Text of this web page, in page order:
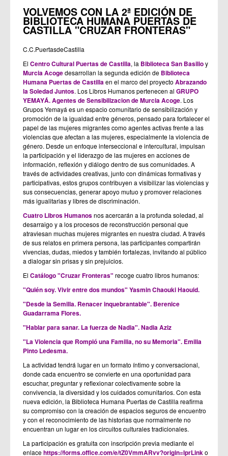
VOLVEMOS CON LA 2ª EDICIÓN DE
BIBLIOTECA HUMANA PUERTAS DE
CASTILLA "CRUZAR FRONTERAS"
C.C.PuertasdeCastilla
El Centro Cultural Puertas de Castilla, la Biblioteca San Basilioy
Murcia Acogedesarrollan la segunda edición de Biblioteca
Humana Puertas de Castillaen el marco del proyecto Abrazando
la Soledad Juntos. Los Libros Humanos pertenecen al GRUPO
YEMAYÁ. Agentes de Sensibilizacion de Murcia Acoge. Los
Grupos Yemayá es un espacio comunitario de sensibilización y
promoción de la igualdad entre géneros, pensado para fortalecer el
papel de las mujeres migrantes como agentes activas frente a las
violencias que afectan a las mujeres, especialmente la violencia de
género. Desde un enfoque interseccional e intercultural, impulsan
la participación y el liderazgo de las mujeres en acciones de
información, reflexión y diálogo dentro de sus comunidades. A
través de actividades creativas, junto con dinámicas formativas y
participativas, estos grupos contribuyen a visibilizar las violencias y
sus consecuencias, generar apoyo mutuo y promover relaciones
más igualitarias y libres de discriminación.
Cuatro Libros Humanosnos acercarán a la profunda soledad, al
desarraigo y a los procesos de reconstrucción personal que
atraviesan muchas mujeres migrantes en nuestra ciudad. A través
de sus relatos en primera persona, las participantes compartirán
vivencias, dudas, miedos y también fortalezas, invitando al público
a dialogar sin prisas y sin prejuicios.
El Catálogo "Cruzar Fronteras" recoge cuatro libros humanos:
"Quién soy. Vivir entre dos mundos" Yasmin Chaouki Haouid.
"Desde la Semilla. Renacer inquebrantable". Berenice
Guadarrama Flores.
"Hablar para sanar. La fuerza de Nadia". Nadia Aziz
"La Violencia que Rompió una Familia, no su Memoria". Emilia
Pinto Ledesma.
La actividad tendrá lugar en un formato íntimo y conversacional,
donde cada encuentro se convierte en una oportunidad para
escuchar, preguntar y reflexionar colectivamente sobre la
convivencia, la diversidad y los cuidados comunitarios. Con esta
nueva edición, la Biblioteca Humana Puertas de Castilla reafirma
su compromiso con la creación de espacios seguros de encuentro
y con el reconocimiento de las historias que normalmente no
encuentran un lugar en los circuitos culturales tradicionales.
La participación es gratuita con inscripción previa mediante el
enlacehttps://forms.office.com/e/tZ0VmmARvv?origin=lprLinko